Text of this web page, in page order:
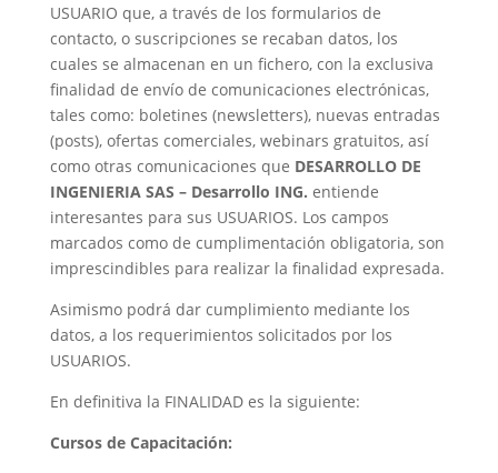
USUARIO que, a través de los formularios de
contacto, o suscripciones se recaban datos, los
cuales se almacenan en un fichero, con la exclusiva
finalidad de envío de comunicaciones electrónicas,
tales como: boletines (newsletters), nuevas entradas
(posts), ofertas comerciales, webinars gratuitos, así
como otras comunicaciones que DESARROLLO DE
INGENIERIA SAS – Desarrollo ING. entiende
interesantes para sus USUARIOS. Los campos
marcados como de cumplimentación obligatoria, son
imprescindibles para realizar la finalidad expresada.
Asimismo podrá dar cumplimiento mediante los
datos, a los requerimientos solicitados por los
USUARIOS.
En definitiva la FINALIDAD es la siguiente:
Cursos de Capacitación: